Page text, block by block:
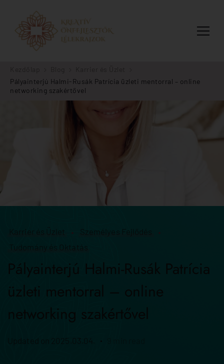
Kreatív Önfejlesztők
Pályainterjú Halmi-Rusák Patrícia üzleti mentorral – online
networking szakértővel
Pályainterjú Halmi-Rusák Patrícia
üzleti mentorral – online
networking szakértővel